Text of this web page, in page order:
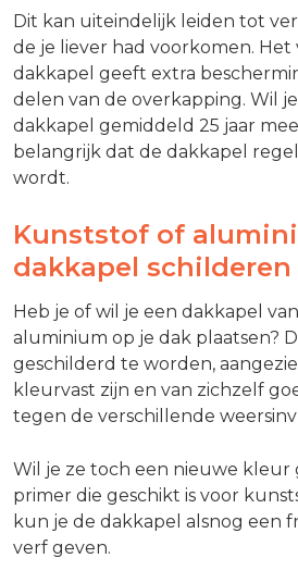
Dit kan uiteindelijk leiden tot
de je liever had voorkomen. Het
dakkapel geeft extra
delen van de overkapping. Wil
dakkapel gemiddeld 25 jaar
belangrijk dat de dakkapel
wordt.
Kunststof of
dakkapel schilderen
Heb je of wil je een dakkapel
aluminium op je dak plaatsen?
geschilderd te worden,
kleurvast zijn en van zichzelf
tegen de verschillende
Wil je ze toch een nieuwe kleur
primer die geschikt is voor
kun je de dakkapel alsnog een
verf geven.